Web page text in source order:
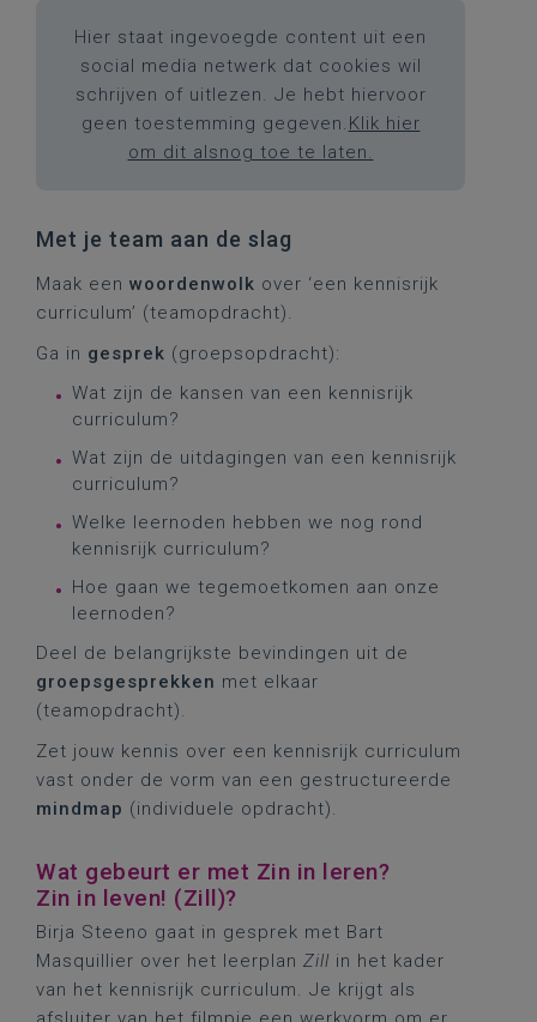
Hier staat ingevoegde content uit een
social media netwerk dat cookies wil
schrijven of uitlezen. Je hebt hiervoor
geen toestemming gegeven. Klik hier
om dit alsnog toe te laten.
Met je team aan de slag
Maak een woordenwolk over ‘een kennisrijk
curriculum’ (teamopdracht).
Ga in gesprek (groepsopdracht):
Wat zijn de kansen van een kennisrijk
curriculum?
Wat zijn de uitdagingen van een kennisrijk
curriculum?
Welke leernoden hebben we nog rond
kennisrijk curriculum?
Hoe gaan we tegemoetkomen aan onze
leernoden?
Deel de belangrijkste bevindingen uit de
groepsgesprekken met elkaar
(teamopdracht).
Zet jouw kennis over een kennisrijk curriculum
vast onder de vorm van een gestructureerde
mindmap (individuele opdracht).
Wat gebeurt er met Zin in leren?
Zin in leven! (Zill)?
Birja Steeno gaat in gesprek met Bart
Masquillier over het leerplan Zill in het kader
van het kennisrijk curriculum. Je krijgt als